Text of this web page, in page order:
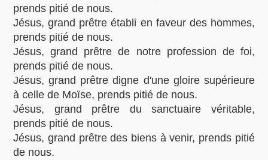
prends pitié de nous.
Jésus, grand prêtre établi en faveur des hommes,
prends pitié de nous.
Jésus, grand prêtre de notre profession de foi,
prends pitié de nous.
Jésus, grand prêtre digne d'une gloire supérieure
à celle de Moïse, prends pitié de nous.
Jésus, grand prêtre du sanctuaire véritable,
prends pitié de nous.
Jésus, grand prêtre des biens à venir, prends pitié
de nous.